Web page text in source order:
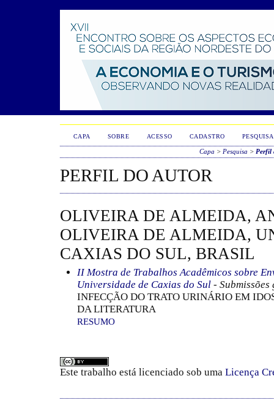
CAPA SOBRE ACESSO CADASTRO PESQUISA
Capa > Pesquisa > Perfil
PERFIL DO AUTOR
OLIVEIRA DE ALMEIDA,
OLIVEIRA DE ALMEIDA,
CAXIAS DO SUL, BRASIL
II Mostra de Trabalhos Acadêmicos sobre
Universidade de Caxias do Sul - Submissões
INFECÇÃO DO TRATO URINÁRIO EM
DA LITERATURA
RESUMO
Este trabalho está licenciado sob uma Licença